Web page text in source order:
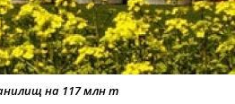
на 117 млн т